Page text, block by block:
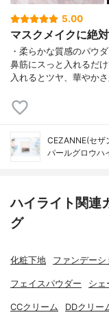
5.00
マスクメイクに絶
・柔らかな質感のパウ
鼻筋にスっと入れるだ
入れるとツヤ、華やか
CEZANNE(セザ
パールグロウハ
ハイライト関連
グ
化粧下地 ファンデーシ
フェイスパウダー シェ
CCクリーム DDクリー